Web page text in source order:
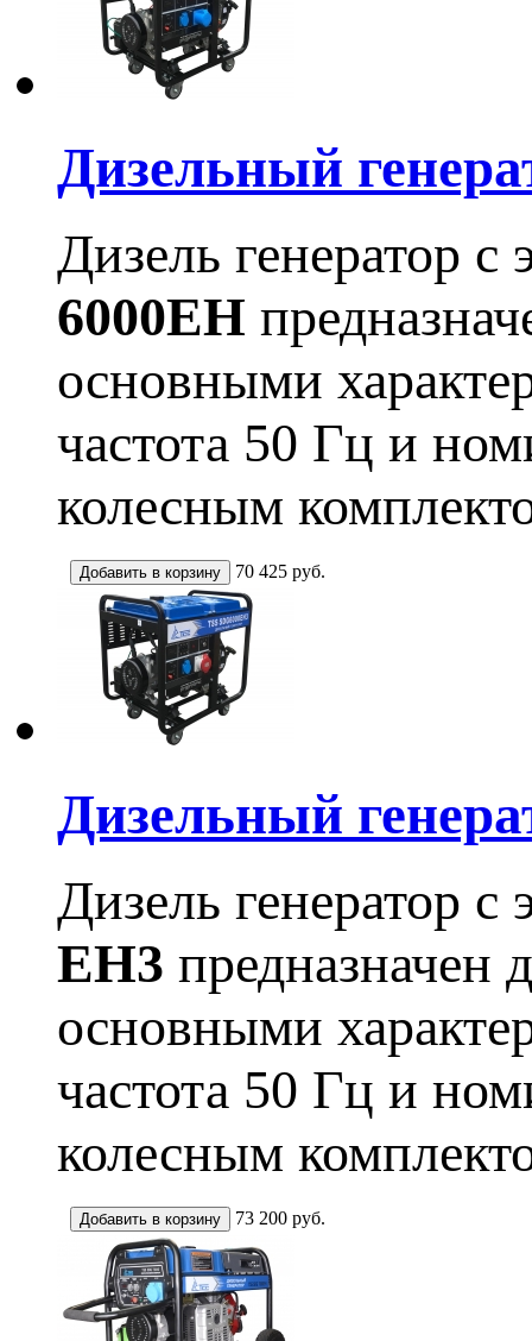
Дизельный
Дизель генератор с
6000EH
основными
частота 50 Гц и
колесным
70 425 руб.
Дизельный
Дизель генератор с
EH3 предназначен
основными
частота 50 Гц и
колесным
73 200 руб.